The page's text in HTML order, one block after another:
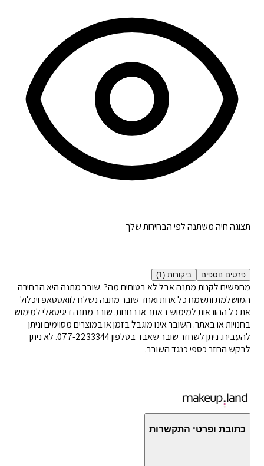
תצוגה חיה משתנה לפי הבחירות שלך
פרטים נוספים ביקורות (1)
מחפשים לקנות מתנה אבל לא בטוחים מה? .שובר מתנה היא הבחירה
המושלמת ותשמח כל אחת ואחד שובר מתנה נשלח לוואטסאפ ויכלול
את כל ההוראות למימוש באתר או בחנות. שובר מתנה דיגיטאלי למימוש
בחנויות או באתר. השובר אינו מוגבל בזמן או במוצרים מסוימים וניתן
להעבירו. ניתן לשחזר שובר שאבד בטלפון 077-2233344. לא ניתן
לבקש החזר כספי כנגד השובר.
כתובת ופרטי התקשרות